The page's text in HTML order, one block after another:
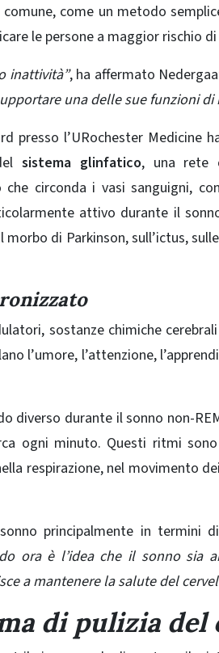
come un metodo
le persone a maggior rischio
inattività”, ha affermato
una delle sue funzioni
presso l’URochester Medicine
sistema glinfatico, una rete
circonda i vasi sanguigni,
attivo durante il
di Parkinson, sull’ictus,
sostanze chimiche
l’umore, l’attenzione,
diverso durante il sonno non-
ogni minuto. Questi ritmi
respirazione, nel movimento
principalmente in termini
ora è l’idea che il sonno
a mantenere la salute del
di pulizia del